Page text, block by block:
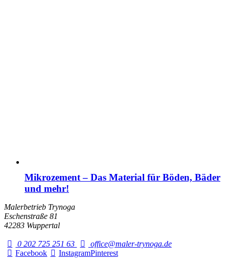
Mikrozement – Das Material für Böden, Bäder
und mehr!
Malerbetrieb Trynoga
Eschenstraße 81
42283 Wuppertal
0 202 725 251 63
office@maler-trynoga.de
Facebook
InstagramPinterest